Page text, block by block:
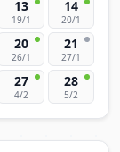
13
19/1
14
20/1
20
26/1
21
27/1
27
4/2
28
5/2